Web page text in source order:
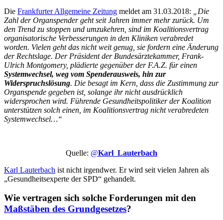
selbstbestimmter
aktiver
Zustimmung
Die Frankfurter Allgemeine Zeitung meldet am 31.03.2018:
„Die
Zahl der Organspender geht seit Jahren immer mehr zurück. Um
den Trend zu stoppen und umzukehren, sind im Koalitionsvertrag
organisatorische Verbesserungen in den Kliniken verabredet
worden. Vielen geht das nicht weit genug, sie fordern eine Änderung
der Rechtslage. Der Präsident der Bundesärztekammer, Frank-
Ulrich Montgomery, plädierte gegenüber der F.A.Z. für einen
Systemwechsel, weg vom Spenderausweis, hin zur
Widerspruchslösung. Die besagt im Kern, dass die Zustimmung zur
Organspende gegeben ist, solange ihr nicht ausdrücklich
widersprochen wird. Führende Gesundheitspolitiker der Koalition
unterstützen solch einen, im Koalitionsvertrag nicht verabredeten
Systemwechsel…“
Quelle: @Karl_Lauterbach
Karl Lauterbach ist nicht irgendwer. Er wird seit vielen Jahren als
„Gesundheitsexperte der SPD“ gehandelt.
Wie vertragen sich solche Forderungen mit den
Maßstäben des Grundgesetzes?